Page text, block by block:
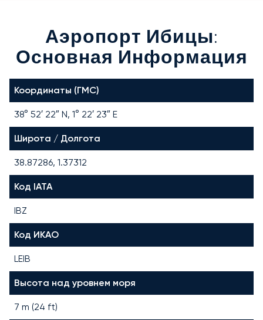
Аэропорт Ибицы:
Основная Информация
Координаты (ГМС)
38° 52′ 22″ N, 1° 22′ 23″ E
Широта / Долгота
38.87286, 1.37312
Код IATA
IBZ
Код ИКАО
LEIB
Высота над уровнем моря
7 m (24 ft)